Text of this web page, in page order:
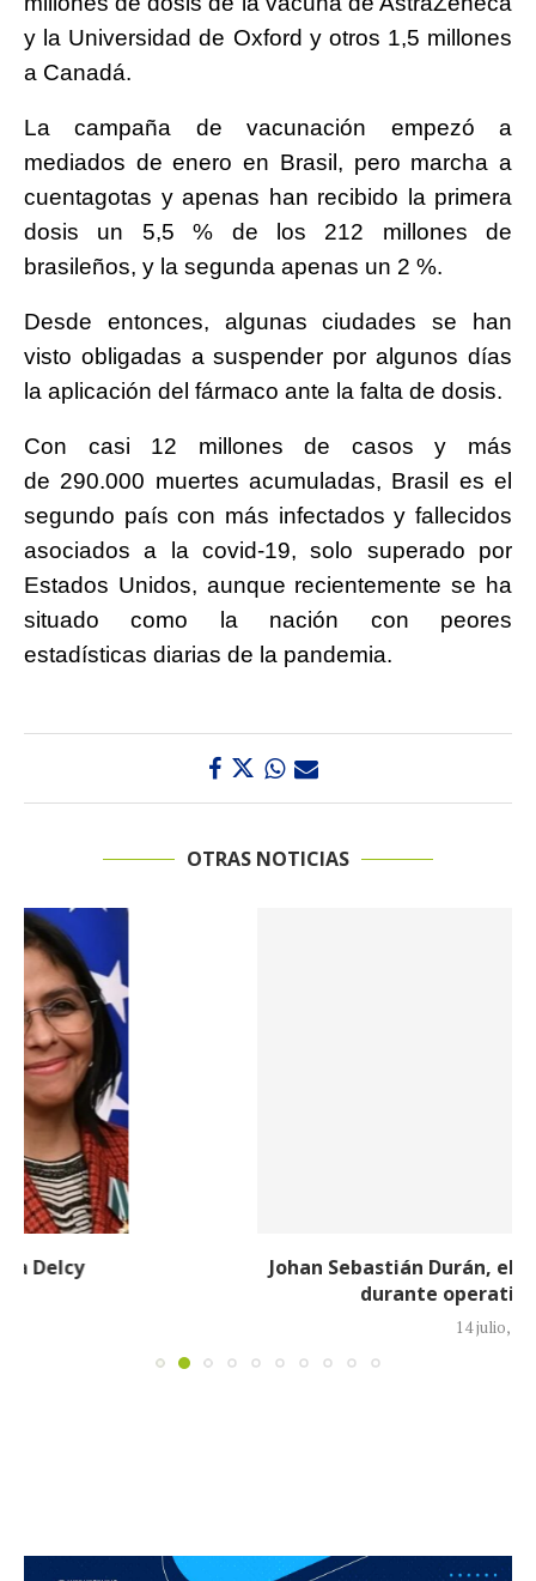
y la Universidad de Oxford y otros 1,5 millones
a Canadá.
La campaña de vacunación empezó a
mediados de enero en Brasil, pero marcha a
cuentagotas y apenas han recibido la primera
dosis un 5,5 % de los 212 millones de
brasileños, y la segunda apenas un 2 %.
Desde entonces, algunas ciudades se han
visto obligadas a suspender por algunos días
la aplicación del fármaco ante la falta de dosis.
Con casi 12 millones de casos y más
de 290.000 muertes acumuladas, Brasil es el
segundo país con más infectados y fallecidos
asociados a la covid-19, solo superado por
Estados Unidos, aunque recientemente se ha
situado como la nación con peores
estadísticas diarias de la pandemia.
OTRAS NOTICIAS
Johan Sebastián Durán, el colombiano que murió
durante operativo de ICE en...